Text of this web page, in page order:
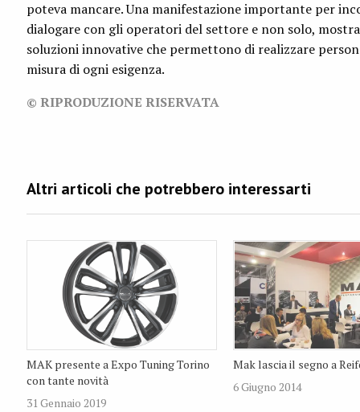
poteva mancare. Una manifestazione importante per
dialogare con gli operatori del settore e non solo,
soluzioni innovative che permettono di realizzare
misura di ogni esigenza.
© RIPRODUZIONE RISERVATA
MAK presente a Expo Tuning Torino
con tante novità
31 Gennaio 2019
Mak lascia il segno a
6 Giugno 2014